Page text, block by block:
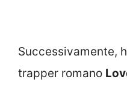
Successivamente,
trapper romano